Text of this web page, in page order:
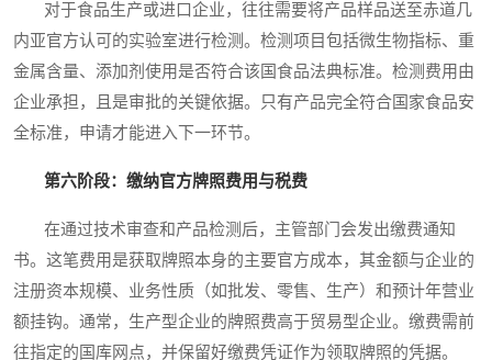
对于食品生产或进口企业，往往需要将产品样品送至赤道几
内亚官方认可的实验室进行检测。检测项目包括微生物指标、重
金属含量、添加剂使用是否符合该国食品法典标准。检测费用由
企业承担，且是审批的关键依据。只有产品完全符合国家食品安
全标准，申请才能进入下一环节。
第六阶段：缴纳官方牌照费用与税费
在通过技术审查和产品检测后，主管部门会发出缴费通知
书。这笔费用是获取牌照本身的主要官方成本，其金额与企业的
注册资本规模、业务性质（如批发、零售、生产）和预计年营业
额挂钩。通常，生产型企业的牌照费高于贸易型企业。缴费需前
往指定的国库网点，并保留好缴费凭证作为领取牌照的凭据。